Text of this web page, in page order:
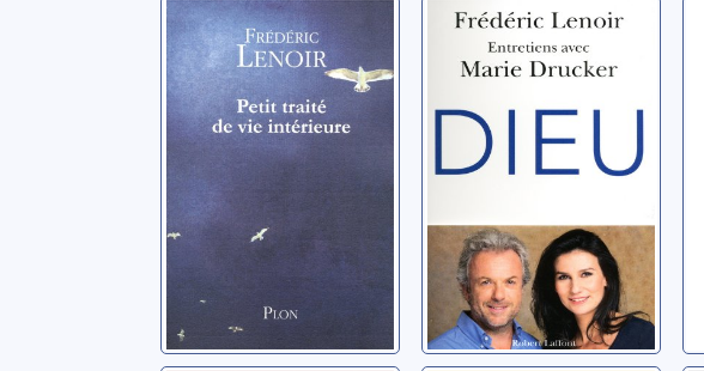
Petit traité de vie
intérieure
Lenoir, Frédéric
Dieu: entretiens
avec Marie
Drucker
Lenoir, Frédéric